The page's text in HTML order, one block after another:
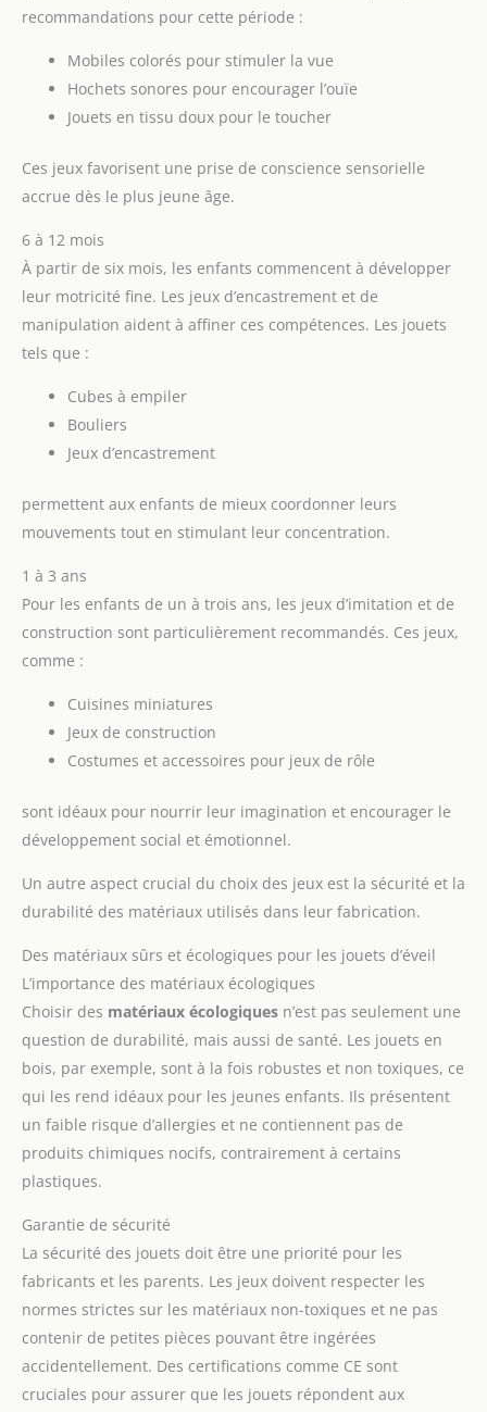
recommandations pour cette période :
Mobiles colorés pour stimuler la vue
Hochets sonores pour encourager l’ouïe
Jouets en tissu doux pour le toucher
Ces jeux favorisent une prise de conscience sensorielle
accrue dès le plus jeune âge.
6 à 12 mois
À partir de six mois, les enfants commencent à développer
leur motricité fine. Les jeux d’encastrement et de
manipulation aident à affiner ces compétences. Les jouets
tels que :
Cubes à empiler
Bouliers
Jeux d’encastrement
permettent aux enfants de mieux coordonner leurs
mouvements tout en stimulant leur concentration.
1 à 3 ans
Pour les enfants de un à trois ans, les jeux d’imitation et de
construction sont particulièrement recommandés. Ces jeux,
comme :
Cuisines miniatures
Jeux de construction
Costumes et accessoires pour jeux de rôle
sont idéaux pour nourrir leur imagination et encourager le
développement social et émotionnel.
Un autre aspect crucial du choix des jeux est la sécurité et la
durabilité des matériaux utilisés dans leur fabrication.
Des matériaux sûrs et écologiques pour les jouets d’éveil
L’importance des matériaux écologiques
Choisir des matériaux écologiques n’est pas seulement une
question de durabilité, mais aussi de santé. Les jouets en
bois, par exemple, sont à la fois robustes et non toxiques, ce
qui les rend idéaux pour les jeunes enfants. Ils présentent
un faible risque d’allergies et ne contiennent pas de
produits chimiques nocifs, contrairement à certains
plastiques.
Garantie de sécurité
La sécurité des jouets doit être une priorité pour les
fabricants et les parents. Les jeux doivent respecter les
normes strictes sur les matériaux non-toxiques et ne pas
contenir de petites pièces pouvant être ingérées
accidentellement. Des certifications comme CE sont
cruciales pour assurer que les jouets répondent aux